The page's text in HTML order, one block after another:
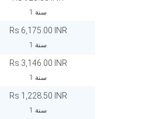
1 سنة
Rs 6,175.00 INR
1 سنة
Rs 3,146.00 INR
1 سنة
Rs 1,228.50 INR
1 سنة